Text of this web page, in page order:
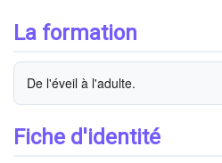
La formation
De l'éveil à l'adulte.
Fiche d'identité